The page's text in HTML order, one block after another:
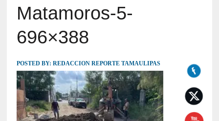
Matamoros-5-
696×388
POSTED BY: REDACCION REPORTE TAMAULIPAS